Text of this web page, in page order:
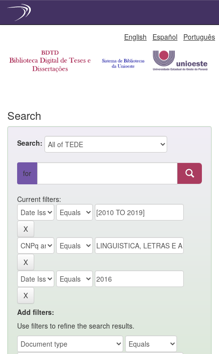
English Español Português
Search
Search:
for
Current filters:
Add filters:
Use filters to refine the search results.